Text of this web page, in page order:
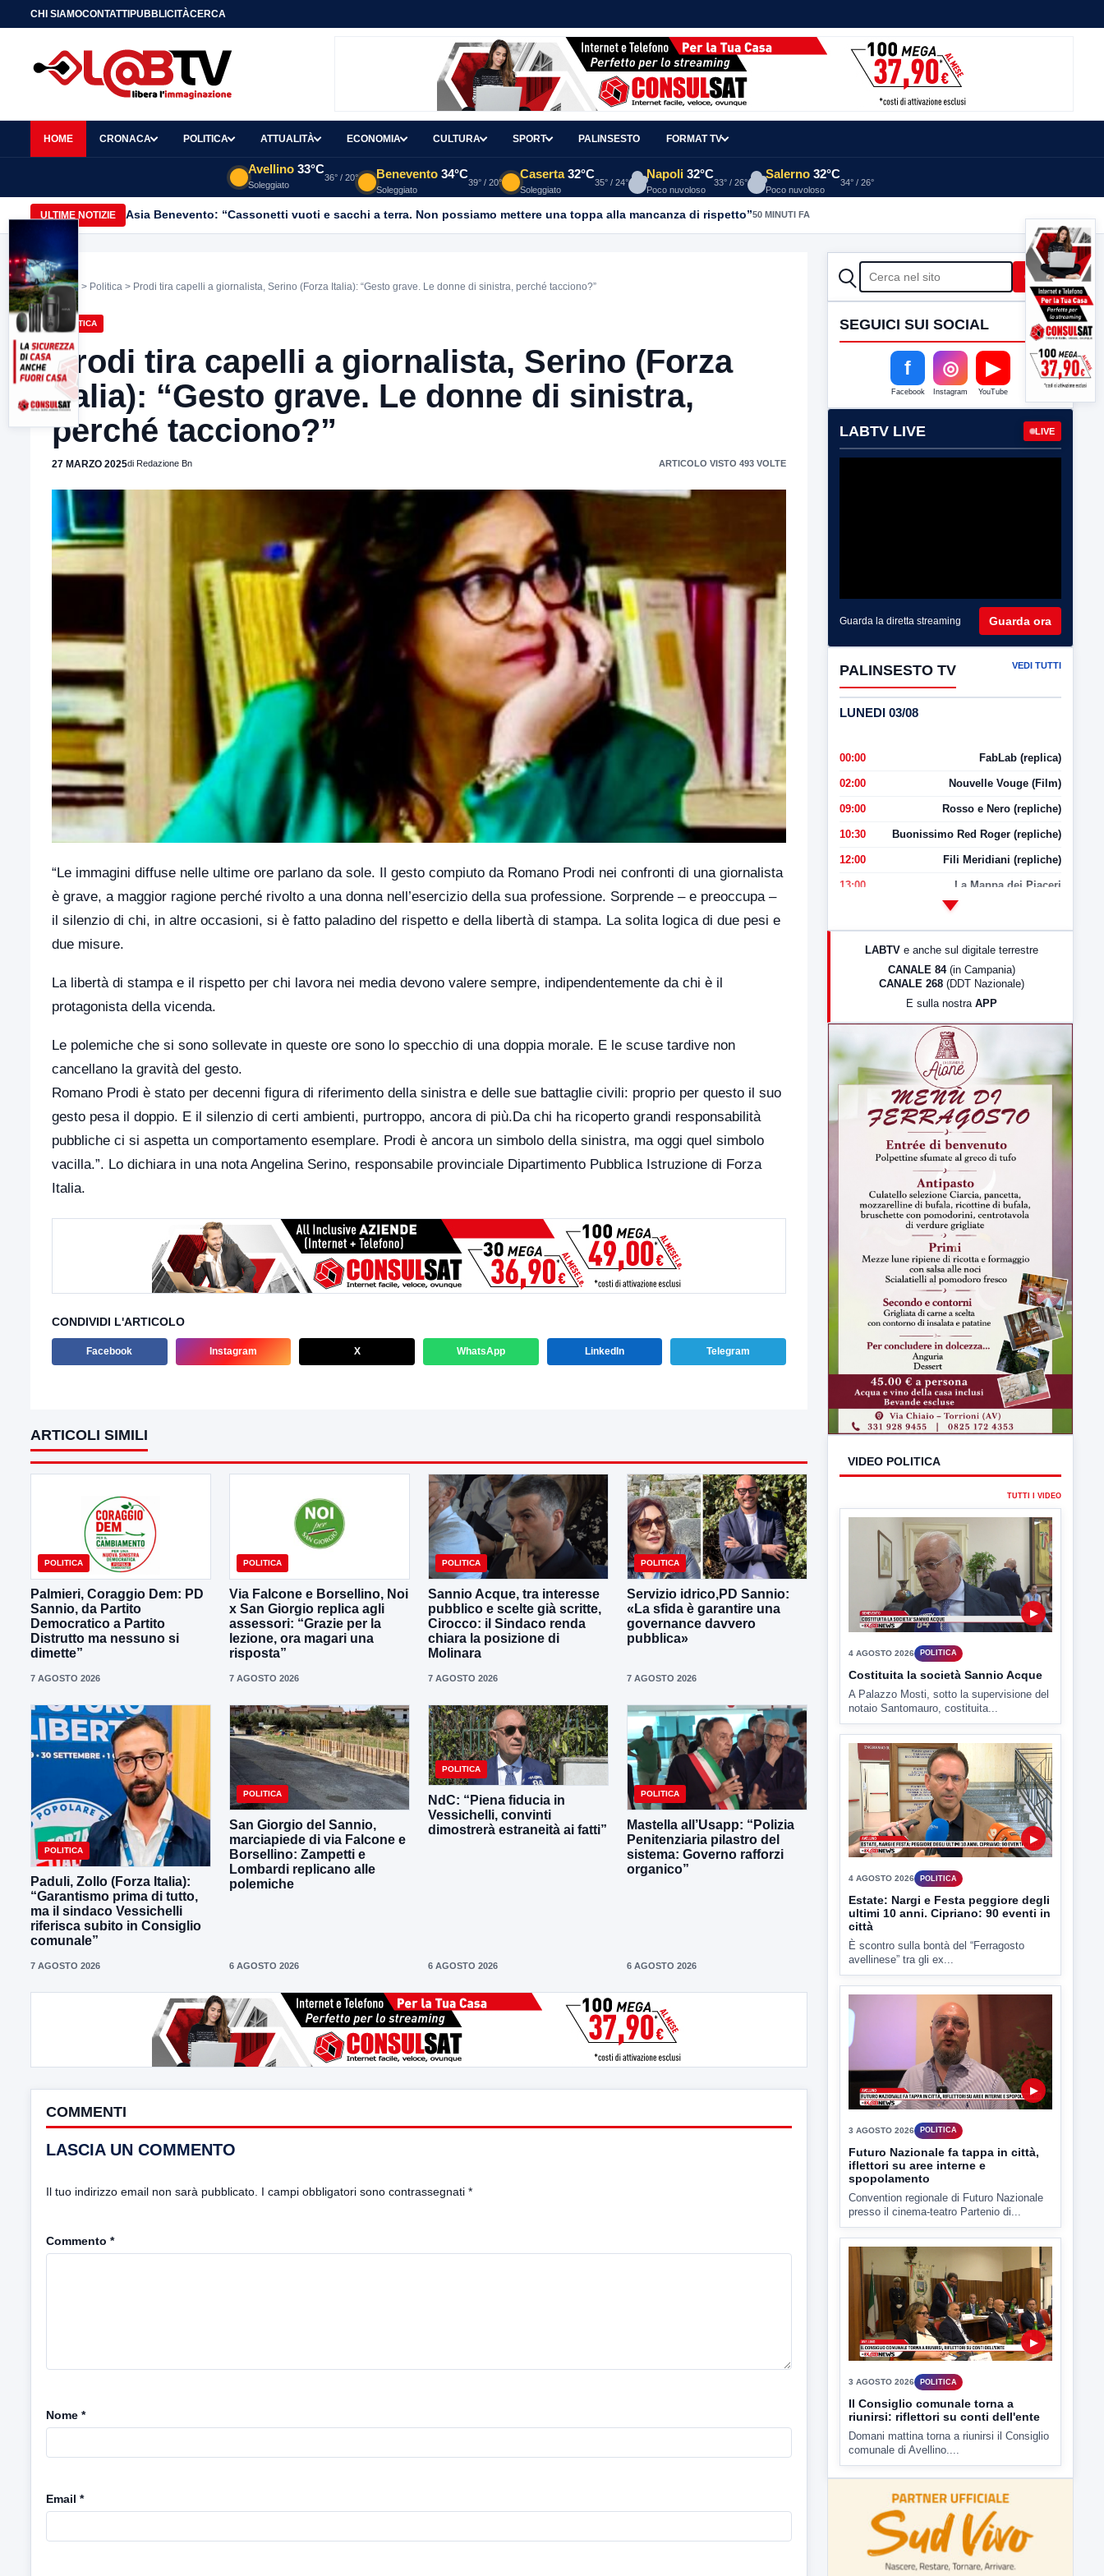
CHI SIAMOCONTATTIPUBBLICITÀCERCA
HOME CRONACA POLITICA ATTUALITÀ ECONOMIA CULTURA SPORT PALINSESTO FORMAT TV
Avellino 33°C
Soleggiato
36° / 20° Benevento 34°C
Soleggiato
39° / 20°
Caserta 32°C
Soleggiato
35° / 24°
Napoli 32°C
Poco nuvoloso
33° / 26°
Salerno 32°C
Poco nuvoloso
34° / 26°
ULTIME NOTIZIE Asia Benevento: “Cassonetti vuoti e sacchi a terra. Non possiamo mettere una toppa alla mancanza di rispetto”50 MINUTI FA
Home > Politica > Prodi tira capelli a giornalista, Serino (Forza Italia): “Gesto grave. Le donne di sinistra, perché tacciono?”
POLITICA
Prodi tira capelli a giornalista, Serino (Forza
Italia): “Gesto grave. Le donne di sinistra,
perché tacciono?”
27 MARZO 2025di Redazione Bn ARTICOLO VISTO 493 VOLTE
“Le immagini diffuse nelle ultime ore parlano da sole. Il gesto compiuto da Romano Prodi nei confronti di una giornalista
è grave, a maggior ragione perché rivolto a una donna nell’esercizio della sua professione. Sorprende – e preoccupa –
il silenzio di chi, in altre occasioni, si è fatto paladino del rispetto e della libertà di stampa. La solita logica di due pesi e
due misure.
La libertà di stampa e il rispetto per chi lavora nei media devono valere sempre, indipendentemente da chi è il
protagonista della vicenda.
Le polemiche che si sono sollevate in queste ore sono lo specchio di una doppia morale. E le scuse tardive non
cancellano la gravità del gesto.
Romano Prodi è stato per decenni figura di riferimento della sinistra e delle sue battaglie civili: proprio per questo il suo
gesto pesa il doppio. E il silenzio di certi ambienti, purtroppo, ancora di più.Da chi ha ricoperto grandi responsabilità
pubbliche ci si aspetta un comportamento esemplare. Prodi è ancora un simbolo della sinistra, ma oggi quel simbolo
vacilla.”. Lo dichiara in una nota Angelina Serino, responsabile provinciale Dipartimento Pubblica Istruzione di Forza
Italia.
CONDIVIDI L'ARTICOLO
Facebook Instagram X WhatsApp LinkedIn Telegram
ARTICOLI SIMILI
POLITICA
Palmieri, Coraggio Dem: PD
Sannio, da Partito
Democratico a Partito
Distrutto ma nessuno si
dimette”
7 AGOSTO 2026
POLITICA
Via Falcone e Borsellino, Noi
x San Giorgio replica agli
assessori: “Grazie per la
lezione, ora magari una
risposta”
7 AGOSTO 2026
POLITICA
Sannio Acque, tra interesse
pubblico e scelte già scritte,
Cirocco: il Sindaco renda
chiara la posizione di
Molinara
7 AGOSTO 2026
POLITICA
Servizio idrico,PD Sannio:
«La sfida è garantire una
governance davvero
pubblica»
7 AGOSTO 2026
POLITICA
Paduli, Zollo (Forza Italia):
“Garantismo prima di tutto,
ma il sindaco Vessichelli
riferisca subito in Consiglio
comunale”
7 AGOSTO 2026
POLITICA
San Giorgio del Sannio,
marciapiede di via Falcone e
Borsellino: Zampetti e
Lombardi replicano alle
polemiche
6 AGOSTO 2026
POLITICA
NdC: “Piena fiducia in
Vessichelli, convinti
dimostrerà estraneità ai fatti”
6 AGOSTO 2026
POLITICA
Mastella all’Usapp: “Polizia
Penitenziaria pilastro del
sistema: Governo rafforzi
organico”
6 AGOSTO 2026
COMMENTI
LASCIA UN COMMENTO
Il tuo indirizzo email non sarà pubblicato. I campi obbligatori sono contrassegnati *
Commento *
Nome *
Email *
CERCA Cerca
SEGUICI SUI SOCIAL
f
Facebook
◎
Instagram
▶
YouTube
LABTV LIVE LIVE
Guarda la diretta streaming Guarda ora
PALINSESTO TV VEDI TUTTI
LUNEDI 03/08
00:00 FabLab (replica)
02:00 Nouvelle Vouge (Film)
09:00 Rosso e Nero (repliche)
10:30 Buonissimo Red Roger (repliche)
12:00 Fili Meridiani (repliche)
13:00 La Mappa dei Piaceri
LabNews (Diretta)
LabNews (replica)
LABTV e anche sul digitale terrestre
CANALE 84 (in Campania)
CANALE 268 (DDT Nazionale)
E sulla nostra APP
VIDEO POLITICA
TUTTI I VIDEO
▶
4 AGOSTO 2026 POLITICA
Costituita la società Sannio Acque
A Palazzo Mosti, sotto la supervisione del
notaio Santomauro, costituita...
▶
4 AGOSTO 2026 POLITICA
Estate: Nargi e Festa peggiore degli
ultimi 10 anni. Cipriano: 90 eventi in
città
È scontro sulla bontà del “Ferragosto
avellinese” tra gli ex...
▶
3 AGOSTO 2026 POLITICA
Futuro Nazionale fa tappa in città,
iflettori su aree interne e
spopolamento
Convention regionale di Futuro Nazionale
presso il cinema-teatro Partenio di...
▶
3 AGOSTO 2026 POLITICA
Il Consiglio comunale torna a
riunirsi: riflettori su conti dell'ente
Domani mattina torna a riunirsi il Consiglio
comunale di Avellino....